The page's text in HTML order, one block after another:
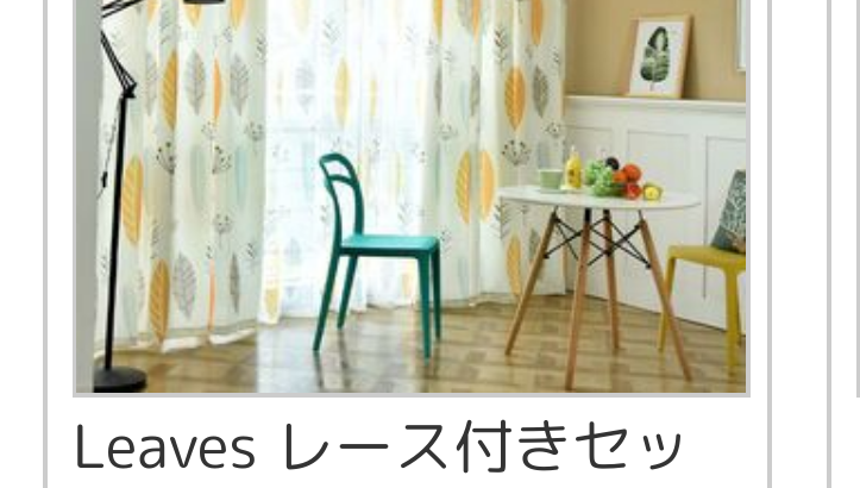
Leaves レース付きセッ